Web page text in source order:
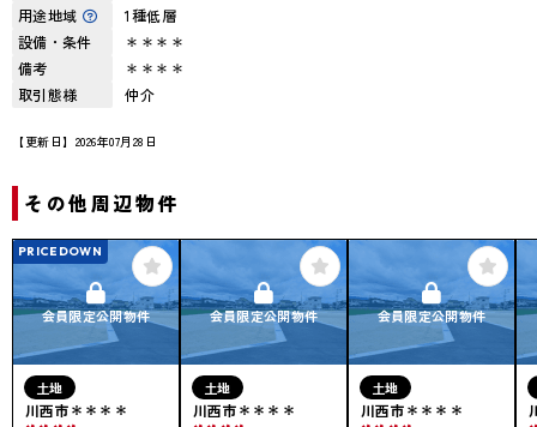
用途地域
1種低層
設備・条件
＊＊＊＊
備考
＊＊＊＊
取引態様
仲介
【更新日】2026年07月28日
その他周辺物件
会員限定公開物件
PRICEDOWN
土地
川西市＊＊＊＊
会員限定公開物件
土地
川西市＊＊＊＊
会員限定公開物件
土地
川西市＊＊＊＊